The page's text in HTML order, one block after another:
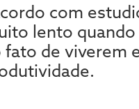
com
lento
de viverem